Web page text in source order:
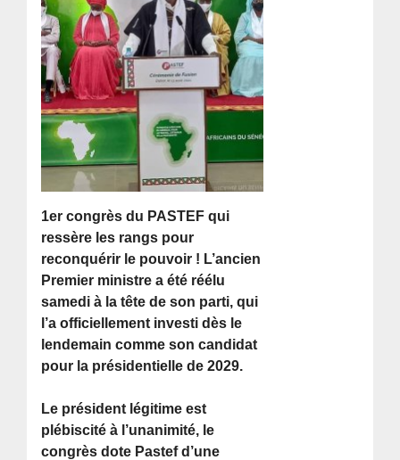
1er congrès du PASTEF qui
ressère les rangs pour
reconquérir le pouvoir ! L’ancien
Premier ministre a été réélu
samedi à la tête de son parti, qui
l’a officiellement investi dès le
lendemain comme son candidat
pour la présidentielle de 2029.
Le président légitime est
plébiscité à l’unanimité, le
congrès dote Pastef d’une